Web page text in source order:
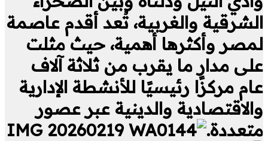
الشرقية والغربية، تُعد أقدم عاصمة
لمصر وأكثرها أهمية، حيث مثلت
على مدار ما يقرب من ثلاثة آلاف
عام مركزًا رئيسيًا للأنشطة الإدارية
والاقتصادية والدينية عبر عصور
متعددة.